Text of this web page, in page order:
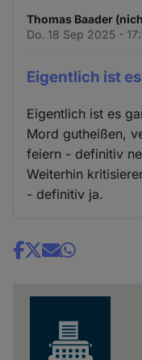
Thomas Baader
Do. 18 Sep 2025 -
Eigentlich ist
Eigentlich ist es
Mord gutheißen,
feiern - definitiv
Weiterhin
- definitiv ja.
Share